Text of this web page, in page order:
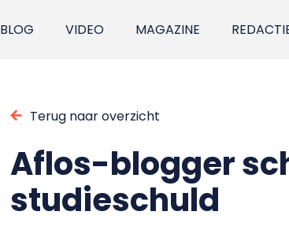
BLOG VIDEO MAGAZINE
Terug naar overzicht
Aflos-blogger
studieschuld